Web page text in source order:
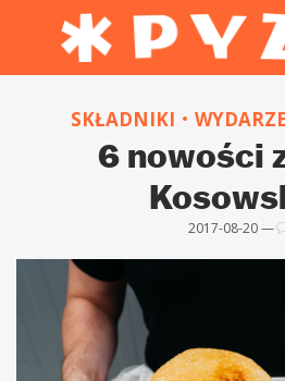
SKŁADNIKI
6 nowości
2017-08-20 —